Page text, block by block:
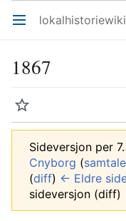
Åpne hovedmenyen
1867
Overvåk
Sideversjon per
Cnyborg (samtale
(diff) ← Eldre
sideversjon